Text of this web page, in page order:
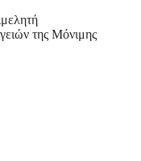
της Μόνιμης